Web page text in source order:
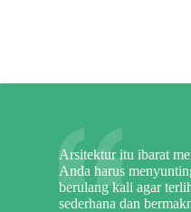
Arsitektur itu ibarat
Anda harus
berulang kali agar
sederhana dan